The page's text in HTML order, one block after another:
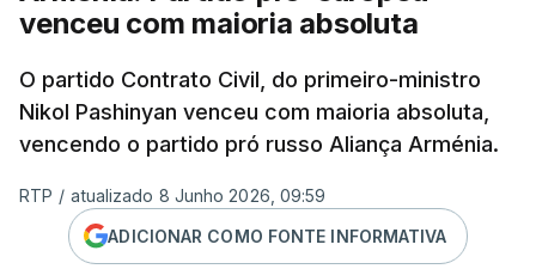
venceu com maioria absoluta
O partido Contrato Civil, do primeiro-ministro
Nikol Pashinyan venceu com maioria absoluta,
vencendo o partido pró russo Aliança Arménia.
RTP / atualizado 8 Junho 2026, 09:59
ADICIONAR COMO FONTE INFORMATIVA